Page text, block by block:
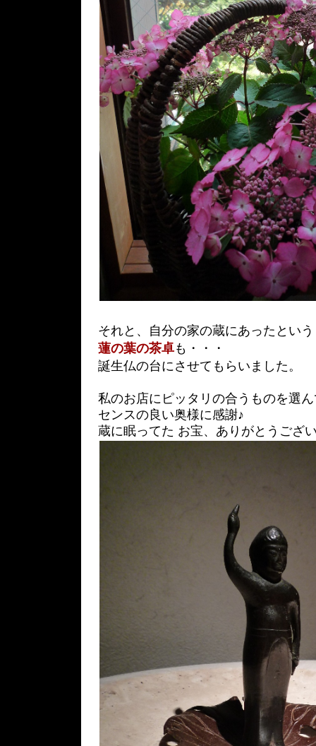
それと、自分の家の蔵にあったという
蓮の葉の茶卓も・・・
誕生仏の台にさせてもらいました。
私のお店にピッタリの合うものを選
センスの良い奥様に感謝♪
蔵に眠ってた お宝、ありがとうござ